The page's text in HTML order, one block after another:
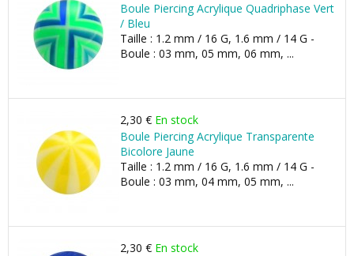
Boule Piercing Acrylique Quadriphase Vert
/ Bleu
Taille : 1.2 mm / 16 G, 1.6 mm / 14 G -
Boule : 03 mm, 05 mm, 06 mm, ...
2,30 € En stock
Boule Piercing Acrylique Transparente
Bicolore Jaune
Taille : 1.2 mm / 16 G, 1.6 mm / 14 G -
Boule : 03 mm, 04 mm, 05 mm, ...
2,30 € En stock